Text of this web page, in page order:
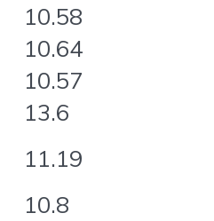
10.58
10.64
10.57
13.6
11.19
10.8